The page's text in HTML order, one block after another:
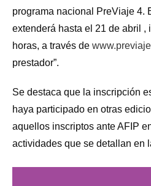
programa nacional PreViaje 4.
extenderá hasta el 21 de abril ,
horas, a través de
prestador”.
Se destaca que la inscripción
haya participado en otras
aquellos inscriptos ante AFIP
actividades que se detallan en